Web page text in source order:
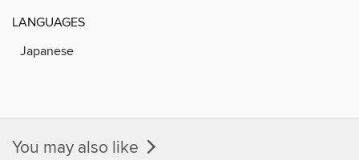
LANGUAGES
Japanese
You may also like